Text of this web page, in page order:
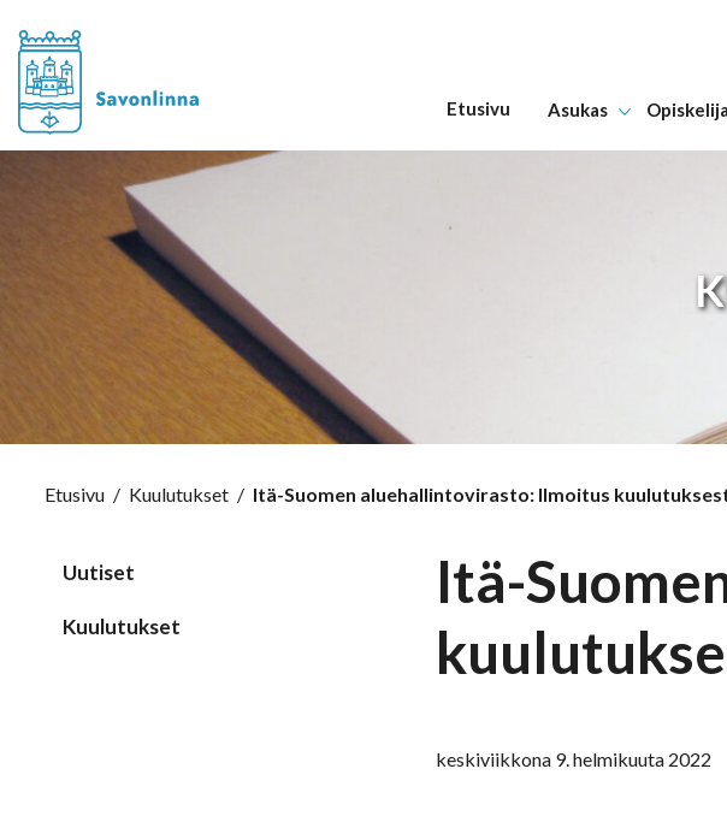
Etusivu Asukas Opiskelija
Etusivu / Kuulutukset / Itä-Suomen aluehallintovirasto: Ilmoitus
Uutiset
Kuulutukset
Itä-
keskiviikkona 9. helmikuuta 2022